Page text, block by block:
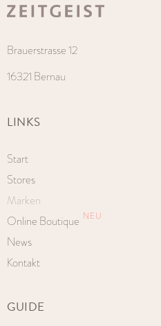
Brauerstrasse 12
16321 Bernau
LINKS
Start
Stores
Marken
Online Boutique NEU
News
Kontakt
GUIDE